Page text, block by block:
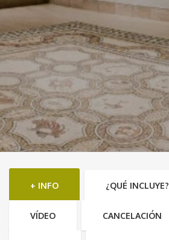
+ INFO ¿QUÉ INCLUYE?
VÍDEO CANCELACIÓN